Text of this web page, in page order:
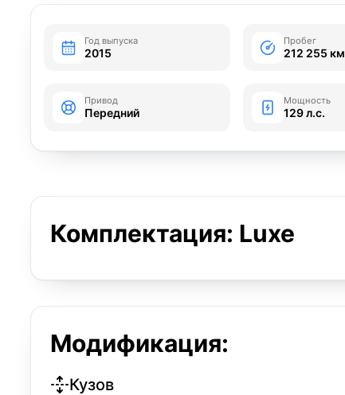
Год выпуска
2015
Пробег
212 255 км
Привод
Передний
Мощность
129 л.с.
Комплектация: Luxe
Модификация:
Кузов